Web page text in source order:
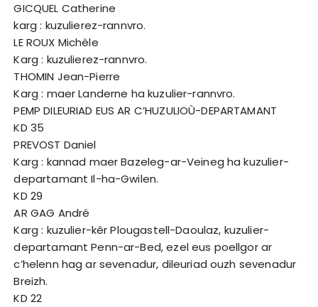
GICQUEL Catherine
karg : kuzulierez-rannvro.
LE ROUX Michèle
Karg : kuzulierez-rannvro.
THOMIN Jean-Pierre
Karg : maer Landerne ha kuzulier-rannvro.
PEMP DILEURIAD EUS AR C’HUZULIOÙ-DEPARTAMANT
KD 35
PREVOST Daniel
Karg : kannad maer Bazeleg-ar-Veineg ha kuzulier-
departamant Il-ha-Gwilen.
KD 29
AR GAG André
Karg : kuzulier-kêr Plougastell-Daoulaz, kuzulier-
departamant Penn-ar-Bed, ezel eus poellgor ar
c’helenn hag ar sevenadur, dileuriad ouzh sevenadur
Breizh.
KD 22